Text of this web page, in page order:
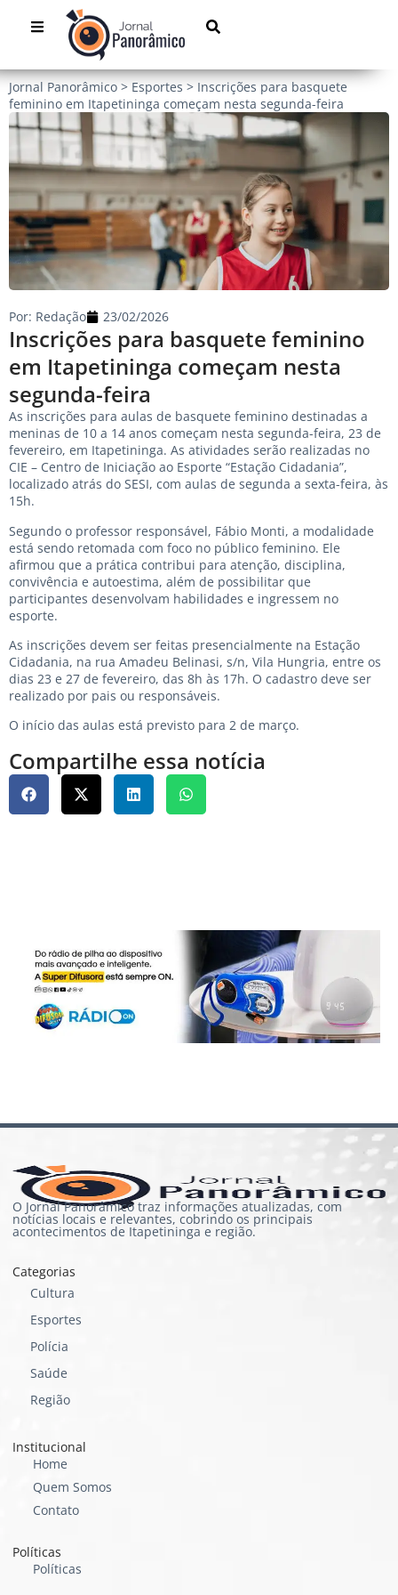
Jornal Panorâmico > Esportes > Inscrições para basquete
feminino em Itapetininga começam nesta segunda-feira
Inscrições para basquete feminino
em Itapetininga começam nesta
segunda-feira
Por: Redação 23/02/2026
As inscrições para aulas de basquete feminino destinadas a
meninas de 10 a 14 anos começam nesta segunda-feira, 23 de
fevereiro, em Itapetininga. As atividades serão realizadas no
CIE – Centro de Iniciação ao Esporte “Estação Cidadania”,
localizado atrás do SESI, com aulas de segunda a sexta-feira, às
15h.
Segundo o professor responsável, Fábio Monti, a modalidade
está sendo retomada com foco no público feminino. Ele
afirmou que a prática contribui para atenção, disciplina,
convivência e autoestima, além de possibilitar que
participantes desenvolvam habilidades e ingressem no
esporte.
As inscrições devem ser feitas presencialmente na Estação
Cidadania, na rua Amadeu Belinasi, s/n, Vila Hungria, entre os
dias 23 e 27 de fevereiro, das 8h às 17h. O cadastro deve ser
realizado por pais ou responsáveis.
O início das aulas está previsto para 2 de março.
Compartilhe essa notícia
O Jornal Panorâmico traz informações atualizadas, com
notícias locais e relevantes, cobrindo os principais
acontecimentos de Itapetininga e região.
Categorias
Cultura
Esportes
Polícia
Saúde
Região
Institucional
Home
Quem Somos
Contato
Políticas
Políticas